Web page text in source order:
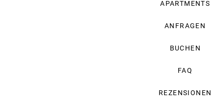
APARTMENTS
ANFRAGEN
BUCHEN
FAQ
REZENSIONEN